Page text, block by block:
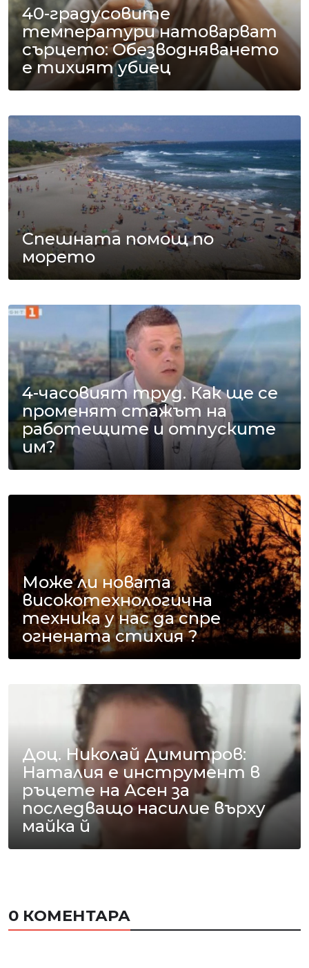
40-градусовите
температури натоварват
сърцето: Обезводняването
е тихият убиец
Спешната помощ по
морето
4-часовият труд. Как ще се
променят стажът на
работещите и отпуските
им?
Може ли новата
високотехнологична
техника у нас да спре
огнената стихия ?
Доц. Николай Димитров:
Наталия е инструмент в
ръцете на Асен за
последващо насилие върху
майка й
0 КОМЕНТАРА